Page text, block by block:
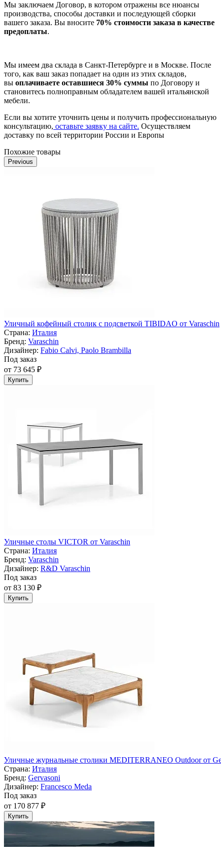
Мы заключаем Договор, в котором отражены все нюансы
производства, способы доставки и последующей сборки
вашего заказа. Вы вносите 70% стоимости заказа в качестве
предоплаты.
Мы имеем два склада в Санкт-Петербурге и в Москве. После
того, как ваш заказ попадает на один из этих складов,
вы оплачиваете оставшиеся 30% суммы по Договору и
становитесь полноправным обладателем вашей итальянской
мебели.
Если вы хотите уточнить цены и получить профессиональную
консультацию, оставьте заявку на сайте. Осуществляем
доставку по всей территории России и Европы
Похожие товары
Previous
Уличный кофейный столик с подсветкой TIBIDAO от Varaschin
Страна: Италия
Бренд: Varaschin
Дизайнер: Fabio Calvi, Paolo Brambilla
Под заказ
от 73 645 ₽
Купить
Уличные столы VICTOR от Varaschin
Страна: Италия
Бренд: Varaschin
Дизайнер: R&D Varaschin
Под заказ
от 83 130 ₽
Купить
Уличные журнальные столики MEDITERRANEO Outdoor от
Страна: Италия
Бренд: Gervasoni
Дизайнер: Francesco Meda
Под заказ
от 170 877 ₽
Купить